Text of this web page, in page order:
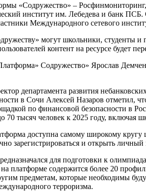
«Содружество» –
институт им. Лебедева и банк ПСБ.
Международного сетевого
могут школьники, студенты и
контент на ресурсе будет
Содружество» Ярослав
департамента развития
в Сочи Алексей Назаров отметил,
по финансовой безопасности в
70 тысяч человек к 2025 году,
доступна самому широкому
зарегистрироваться и открыть личный
для подготовки к
платформе содержится более 20
предметам, которые необходимы
терроризма.